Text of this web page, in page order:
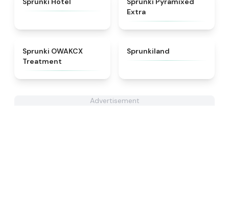
Extra
Sprunki OWAKCX
Treatment
Sprunkiland
Advertisement